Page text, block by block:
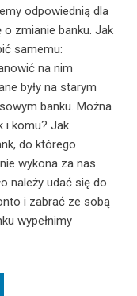
odpowiednią dla
zmianie banku. Jak
samemu:
na nim
były na starym
banku. Można
i komu? Jak
do którego
wykona za nas
należy udać się do
i zabrać ze sobą
wypełnimy